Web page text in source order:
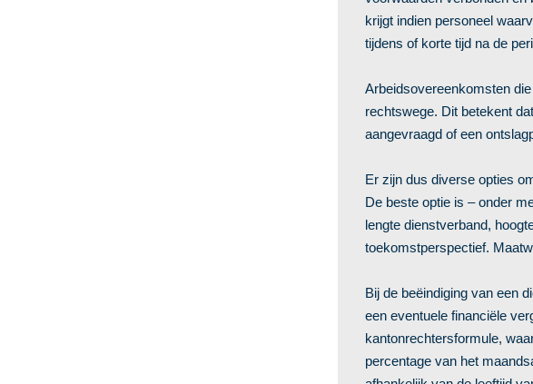
krijgt indien personeel
tijdens of korte tijd na de
Arbeidsovereenkomsten
rechtswege. Dit betekent
aangevraagd of een
Er zijn dus diverse opties
De beste optie is – onder
lengte dienstverband,
toekomstperspectief.
Bij de beëindiging van een
een eventuele financiële
kantonrechtersformule,
percentage van het